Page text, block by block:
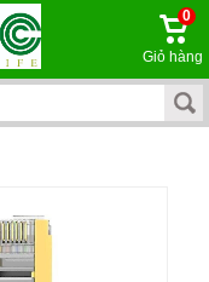
0
Giỏ hàng